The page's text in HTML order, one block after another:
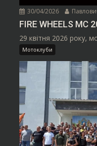
30/04/2026
FIRE WHEELS MC
29 квітня 2026 року,
Мотоклуби